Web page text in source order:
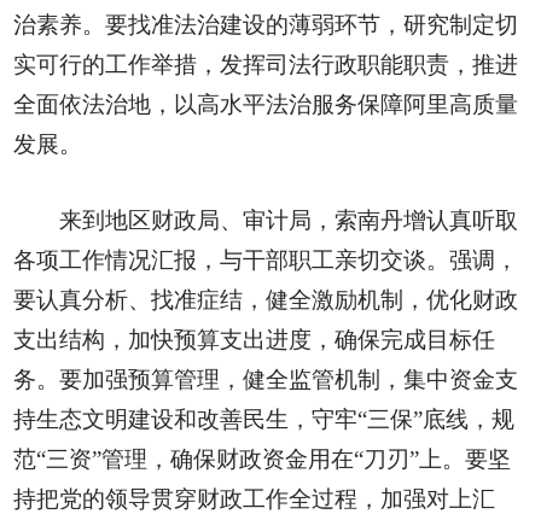
治素养。要找准法治建设的薄弱环节，研究制定切
实可行的工作举措，发挥司法行政职能职责，推进
全面依法治地，以高水平法治服务保障阿里高质量
发展。
来到地区财政局、审计局，索南丹增认真听取
各项工作情况汇报，与干部职工亲切交谈。强调，
要认真分析、找准症结，健全激励机制，优化财政
支出结构，加快预算支出进度，确保完成目标任
务。要加强预算管理，健全监管机制，集中资金支
持生态文明建设和改善民生，守牢“三保”底线，规
范“三资”管理，确保财政资金用在“刀刃”上。要坚
持把党的领导贯穿财政工作全过程，加强对上汇